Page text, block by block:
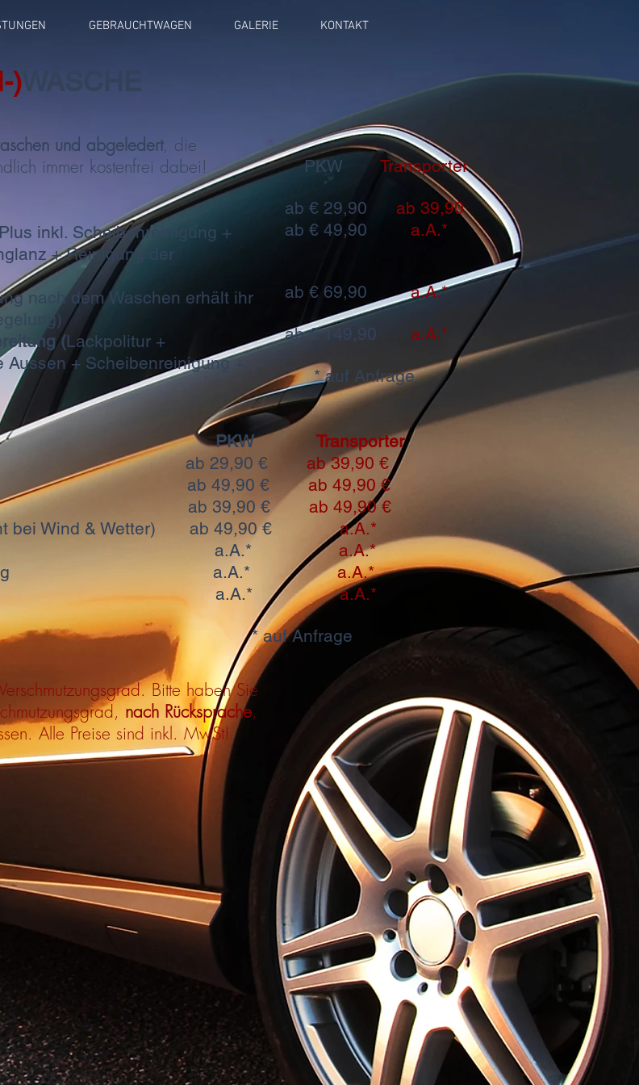
GEBRAUCHTWAGEN GALERIE KONTAKT
) WÄSCHE
und abgeledert, die
immer kostenfrei dabei!
inkl. Scheibenreinigung +
+ Reinigung der
nach dem Waschen erhält ihr
(Lackpolitur +
+ Scheibenreinigung +
Bitte haben Sie
nach Rücksprache,
Alle Preise sind inkl. MwSt!
PKW Transporter
ab € 29,90 ab 39,90
ab € 49,90 a.A.*
ab € 69,90 a.A.*
ab € 149,90 a.A.*
* auf Anfrage
PKW
Transporter
ab 29,90 €
ab 39,90 €
ab 49,90 €ab 49,90 €
ab 39,90 € ab 49,90 €
Sicht bei Wind & Wetter) ab 49,90 €a.A.*
a.A.*
a.A.*
Entfernung a.A.* a.A.*
a.A.*a.A.*
* auf Anfrage